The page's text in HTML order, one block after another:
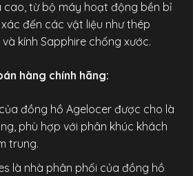
cao, từ bộ máy hoạt động bền bỉ
đến các vật liệu như thép
kính Sapphire chống xước.
hàng chính hãng:
đồng hồ Agelocer được cho là
phù hợp với phân khúc khách
trung.
là nhà phân phối của đồng hồ